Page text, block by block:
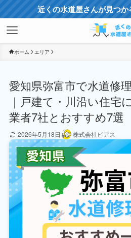
近くの水道屋さんが見つ
ホーム エリア
愛知県弥富市で水道修
｜戸建て・川沿い住宅
業者7社とおすすめ7選
2026年5月18日 株式会社ビアス